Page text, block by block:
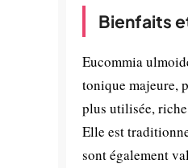
Bienfaits
Eucommia
tonique majeure,
plus utilisée,
Elle est
sont également